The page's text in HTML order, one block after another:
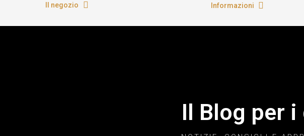
Il negozio Informazioni
Il Blog per